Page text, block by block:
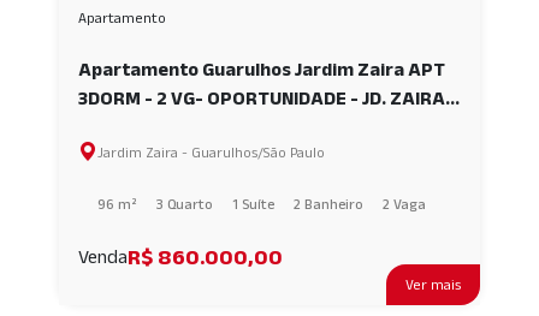
Ver mais
Apartamento
Apartamento Guarulhos Jardim Zaira APT
3DORM - 2 VG- OPORTUNIDADE - JD. ZAIRA
Jardim Zaira - Guarulhos/São Paulo
96 m² 3 Quarto 1 Suíte 2 Banheiro 2 Vaga
VendaR$ 860.000,00